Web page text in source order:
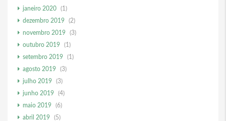
janeiro 2020
(1)
dezembro 2019
(2)
novembro 2019
(3)
outubro 2019
(1)
setembro 2019
(1)
agosto 2019
(3)
julho 2019
(3)
junho 2019
(4)
maio 2019
(6)
abril 2019
(5)